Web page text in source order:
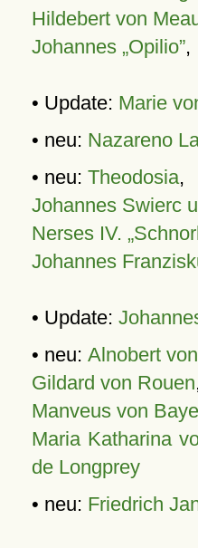
Hildebert von
Johannes „Opilio”,
• Update: Marie
• neu: Nazareno
• neu: Theodosia,
Johannes Swierc
Nerses IV.
Johannes
• Update:
• neu: Alnobert
Gildard von Rouen
Manveus von
Maria Katharina
de Longprey
• neu: Friedrich